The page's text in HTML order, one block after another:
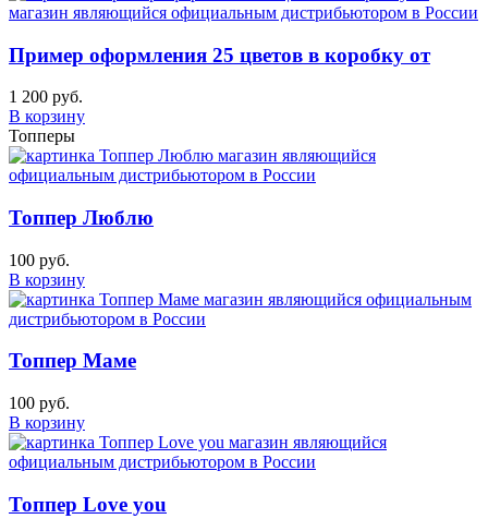
Пример оформления 25 цветов в коробку от
1 200 руб.
В корзину
Топперы
Топпер Люблю
100 руб.
В корзину
Топпер Маме
100 руб.
В корзину
Топпер Love you